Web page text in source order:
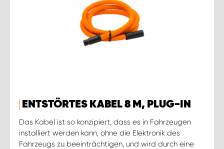
ENTSTÖRTES KABEL 8 M, PLUG-IN
Das Kabel ist so konzipiert, dass es in Fahrzeugen
installiert werden kann, ohne die Elektronik des
Fahrzeugs zu beeinträchtigen, und wird durch eine